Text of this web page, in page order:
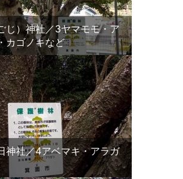
じ）神社／3ヤマモモ・ア
カゴノキなど
神社／4アベマキ・アラガ